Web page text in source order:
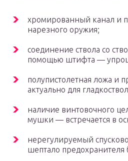
хромированный канал и
нарезного оружия;
соединение ствола со
помощью штифта —
полупистолетная ложа и
актуально для
наличие винтовочного
мушки — встречается в
нерегулируемый
шептало предохранителя